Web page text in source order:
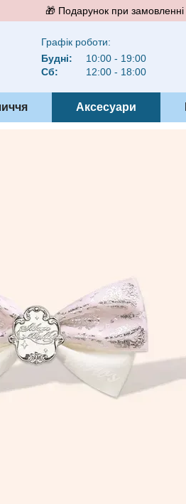
🎁 Подарунок при замовленні
Графік роботи:
Будні:
10:00 - 19:00
Сб:
12:00 - 18:00
Аксесуари